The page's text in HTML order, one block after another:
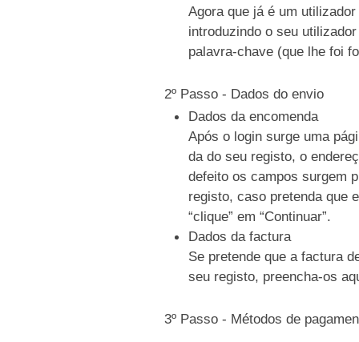
Agora que já é um
introduzindo o seu
palavra-chave (que lhe foi
2º Passo - Dados do envio
Dados da encomenda
Após o login surge uma
da do seu registo, o
defeito os campos surgem
registo, caso pretenda que
“clique” em “Continuar”.
Dados da factura
Se pretende que a factura
seu registo, preencha-os
3º Passo - Métodos de